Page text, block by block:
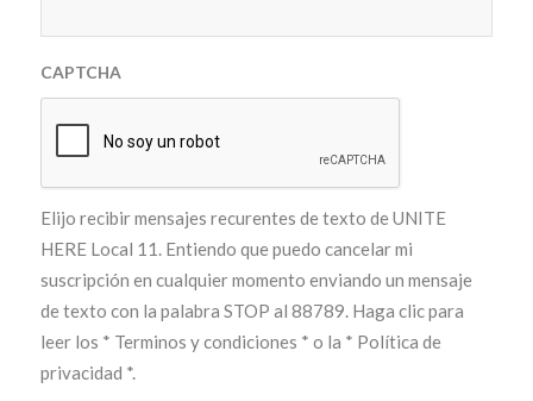
CAPTCHA
Elijo recibir mensajes recurentes de texto de UNITE
HERE Local 11. Entiendo que puedo cancelar mi
suscripción en cualquier momento enviando un mensaje
de texto con la palabra STOP al 88789. Haga clic para
leer los * Terminos y condiciones * o la * Política de
privacidad *.